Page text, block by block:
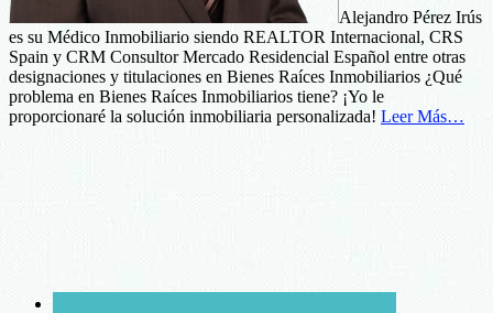
Alejandro Pérez Irús
es su Médico Inmobiliario siendo REALTOR Internacional, CRS
Spain y CRM Consultor Mercado Residencial Español entre otras
designaciones y titulaciones en Bienes Raíces Inmobiliarios ¿Qué
problema en Bienes Raíces Inmobiliarios tiene? ¡Yo le
proporcionaré la solución inmobiliaria personalizada! Leer Más…